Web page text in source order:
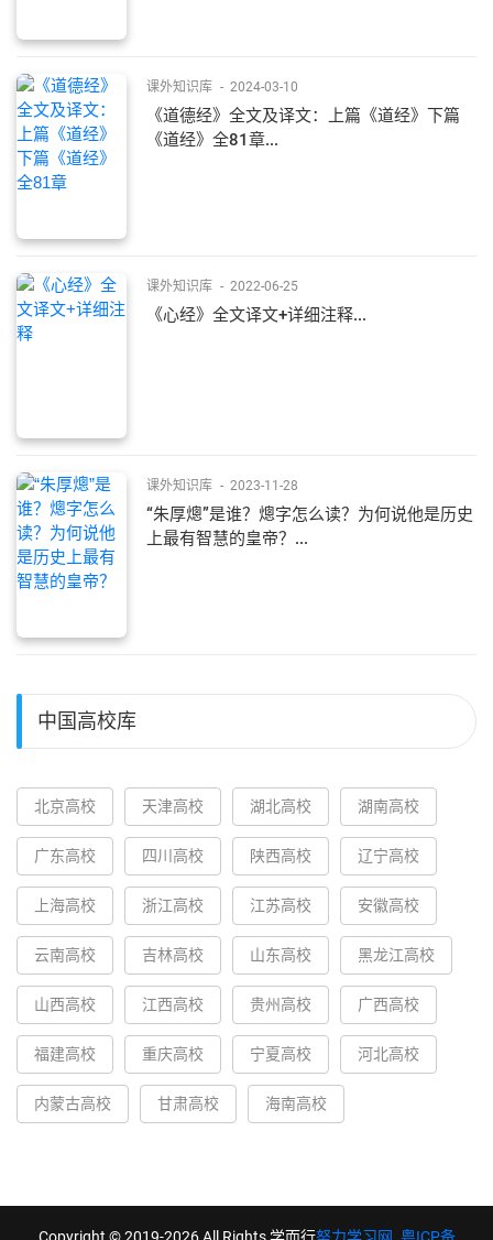
课外知识库 - 2024-03-10
《道德经》全文及译文：上篇《道经》下篇
《道经》全81章...
课外知识库 - 2022-06-25
《心经》全文译文+详细注释...
课外知识库 - 2023-11-28
“朱厚熜”是谁？熜字怎么读？为何说他是历史
上最有智慧的皇帝？...
中国高校库
北京高校 天津高校 湖北高校 湖南高校
广东高校 四川高校 陕西高校 辽宁高校
上海高校 浙江高校 江苏高校 安徽高校
云南高校 吉林高校 山东高校 黑龙江高校
山西高校 江西高校 贵州高校 广西高校
福建高校 重庆高校 宁夏高校 河北高校
内蒙古高校 甘肃高校 海南高校
Copyright © 2019-2026 All Rights 学而行努力学习网 粤ICP备